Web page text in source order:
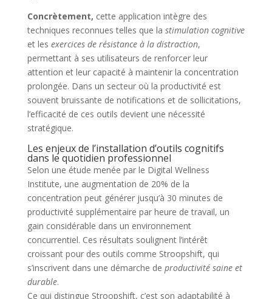
Concrètement, cette application intègre des
techniques reconnues telles que la stimulation cognitive
et les exercices de résistance à la distraction,
permettant à ses utilisateurs de renforcer leur
attention et leur capacité à maintenir la concentration
prolongée. Dans un secteur où la productivité est
souvent bruissante de notifications et de sollicitations,
l’efficacité de ces outils devient une nécessité
stratégique.
Les enjeux de l’installation d’outils cognitifs
dans le quotidien professionnel
Selon une étude menée par le Digital Wellness
Institute, une augmentation de 20% de la
concentration peut générer jusqu’à 30 minutes de
productivité supplémentaire par heure de travail, un
gain considérable dans un environnement
concurrentiel. Ces résultats soulignent l’intérêt
croissant pour des outils comme Stroopshift, qui
s’inscrivent dans une démarche de productivité saine et
durable.
Ce qui distingue Stroopshift, c’est son adaptabilité à